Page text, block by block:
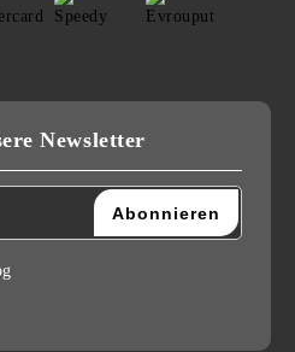
Newsletter